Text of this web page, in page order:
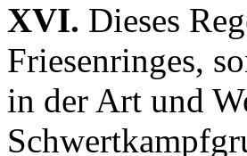
XVI. Dieses
Friesenringes,
in der Art und